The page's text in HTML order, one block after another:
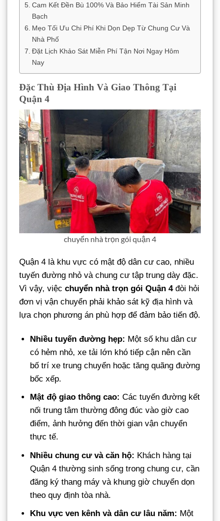
Cam Kết Đền Bù 100% Và Bảo Hiểm Tài Sản Minh
Bạch
Mẹo Tối Ưu Chi Phí Khi Dọn Dẹp Từ Chung Cư Và
Nhà Phố
Đặt Lịch Khảo Sát Miễn Phí Tận Nơi Ngay Hôm
Nay
Đặc Thù Địa Hình Và Giao Thông Tại
Quận 4
chuyển nhà trọn gói quận 4
Quận 4 là khu vực có mật độ dân cư cao, nhiều
tuyến đường nhỏ và chung cư tập trung dày đặc.
Vì vậy, việc chuyển nhà trọn gói Quận 4đòi hỏi
đơn vị vận chuyển phải khảo sát kỹ địa hình và
lựa chọn phương án phù hợp để đảm bảo tiến độ.
Nhiều tuyến đường hẹp: Một số khu dân cư
có hẻm nhỏ, xe tải lớn khó tiếp cận nên cần
bố trí xe trung chuyển hoặc tăng quãng đường
bốc xếp.
Mật độ giao thông cao: Các tuyến đường kết
nối trung tâm thường đông đúc vào giờ cao
điểm, ảnh hưởng đến thời gian vận chuyển
thực tế.
Nhiều chung cư và căn hộ: Khách hàng tại
Quận 4 thường sinh sống trong chung cư, cần
đăng ký thang máy và khung giờ chuyển dọn
theo quy định tòa nhà.
Khu vực ven kênh và dân cư lâu năm: Một